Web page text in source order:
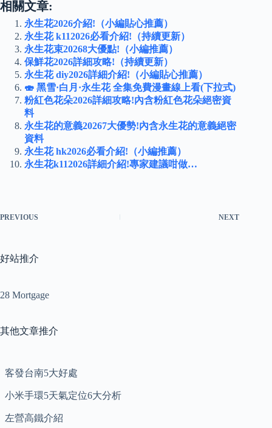
相關文章:
永生花2026介紹!（小編貼心推薦）
永生花 k112026必看介紹!（持續更新）
永生花束20268大優點!（小編推薦）
保鮮花2026詳細攻略!（持續更新）
永生花 diy2026詳細介紹!（小編貼心推薦）
🍣 黑雪·白月·永生花 全集免費漫畫線上看(下拉式)
粉紅色花朵2026詳細攻略!內含粉紅色花朵絕密資
料
永生花的意義20267大優勢!內含永生花的意義絕密
資料
永生花 hk2026必看介紹!（小編推薦）
永生花k112026詳細介紹!專家建議咁做…
PREVIOUS NEXT
好站推介
28 Mortgage
其他文章推介
客發台南5大好處
小米手環5天氣定位6大分析
左營高鐵介紹